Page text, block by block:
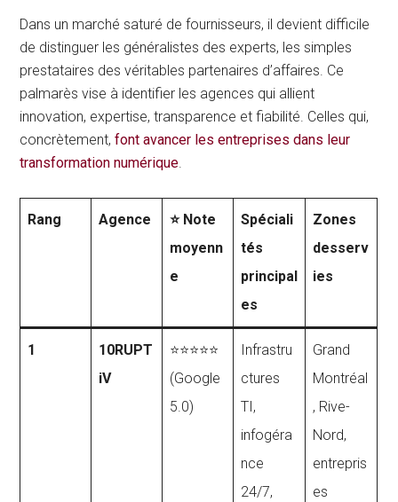
Dans un marché saturé de fournisseurs, il devient difficile
de distinguer les généralistes des experts, les simples
prestataires des véritables partenaires d’affaires. Ce
palmarès vise à identifier les agences qui allient
innovation, expertise, transparence et fiabilité. Celles qui,
concrètement,font avancer les entreprises dans leur
transformation numérique.
Rang Agence
⭐ Note
moyenn
e
Spéciali
tés
principal
es
Zones
desserv
ies
1
10RUPT
iV
⭐⭐⭐⭐⭐
(Google
5.0)
Infrastru
ctures
TI,
infogéra
nce
24/7,
Grand
Montréal
, Rive-
Nord,
entrepris
es